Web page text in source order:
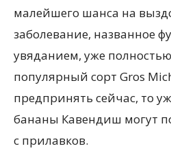
малейшего шанса на
заболевание, названное
увяданием, уже
популярный сорт Gros
предпринять сейчас, то
бананы Кавендиш могут
с прилавков.